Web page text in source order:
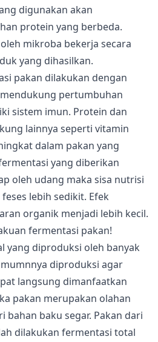
digunakan akan
protein yang berbeda.
mikroba bekerja secara
yang dihasilkan.
pakan dilakukan dengan
pertumbuhan
sistem imun. Protein dan
lainnya seperti vitamin
dalam pakan yang
yang diberikan
oleh udang maka sisa nutrisi
lebih sedikit. Efek
organik menjadi lebih kecil.
fermentasi pakan!
yang diproduksi oleh banyak
diproduksi agar
langsung dimanfaatkan
pakan merupakan olahan
bahan baku segar. Pakan dari
dilakukan fermentasi total